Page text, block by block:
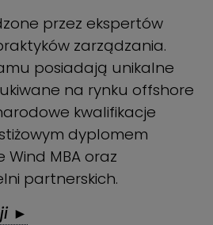
przez ekspertów
zarządzania.
posiadają unikalne
na rynku offshore
kwalifikacje
dyplomem
Wind MBA oraz
partnerskich.
►